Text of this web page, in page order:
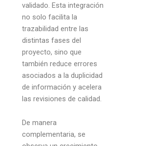
validado. Esta integración
no solo facilita la
trazabilidad entre las
distintas fases del
proyecto, sino que
también reduce errores
asociados a la duplicidad
de información y acelera
las revisiones de calidad.
De manera
complementaria, se